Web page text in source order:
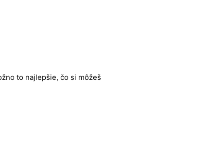
to najlepšie, čo si môžeš